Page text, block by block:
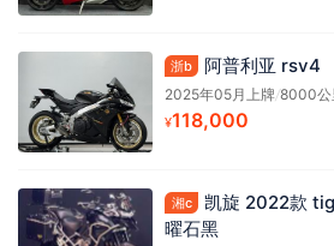
浙b 阿普利亚 rsv4
2025年05月上牌/8000公
¥118,000
湘c
凯旋 2022款
曜石黑